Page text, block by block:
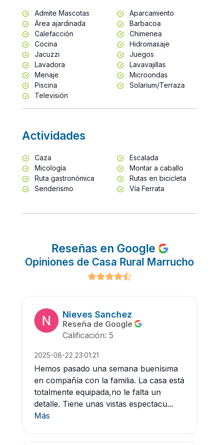
Admite Mascotas
Aparcamiento
Área ajardinada
Barbacoa
Calefacción
Chimenea
Cocina
Hidromasaje
Jacuzzi
Juegos
Lavadora
Lavavajillas
Menaje
Microondas
Piscina
Solarium/Terraza
Televisión
Actividades
Caza
Escalada
Micología
Montar a caballo
Ruta gastronómica
Rutas en bicicleta
Senderismo
Vía Ferrata
Reseñas en Google
Opiniones de Casa Rural Marrucho
Nieves Sanchez
Reseña de Google
Calificación: 5
2025-08-22 23:01:21
Hemos pasado una semana buenísima
en compañía con la familia. La casa está
totalmente equipada,no le falta un
detalle. Tiene unas vistas espectacu...
Más